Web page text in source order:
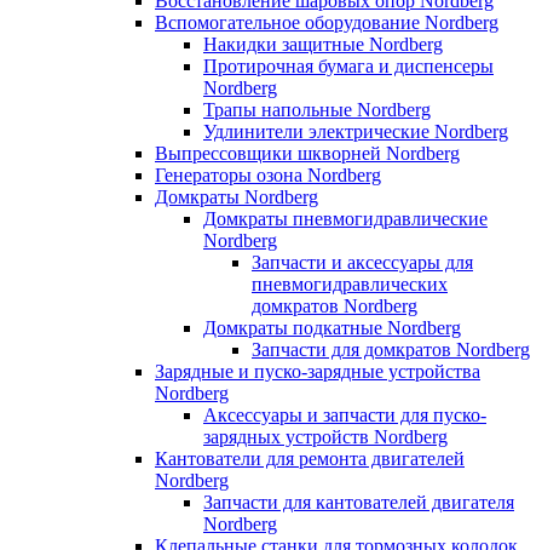
Вспомогательное оборудование Nordberg
Накидки защитные Nordberg
Протирочная бумага и диспенсеры
Nordberg
Трапы напольные Nordberg
Удлинители электрические Nordberg
Выпрессовщики шкворней Nordberg
Генераторы озона Nordberg
Домкраты Nordberg
Домкраты пневмогидравлические
Nordberg
Запчасти и аксессуары для
пневмогидравлических
домкратов Nordberg
Домкраты подкатные Nordberg
Запчасти для домкратов Nordberg
Зарядные и пуско-зарядные устройства
Nordberg
Аксессуары и запчасти для пуско-
зарядных устройств Nordberg
Кантователи для ремонта двигателей
Nordberg
Запчасти для кантователей двигателя
Nordberg
Клепальные станки для тормозных колодок